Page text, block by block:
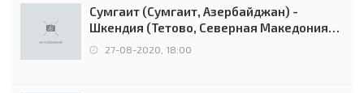
Сумгаит (Сумгаит, Азербайджан) -
Шкендия (Тетово, Северная Македония) -
0:2 (0:0)
27-08-2020, 18:00